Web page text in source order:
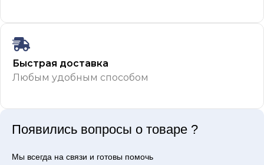
Быстрая доставка
Любым удобным способом
Появились вопросы о товаре ?
Мы всегда на связи и готовы помочь